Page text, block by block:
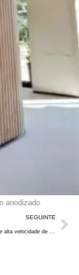
anodizado
SEGUINTE
Estação ferroviária de alta velocidade de Yancheng